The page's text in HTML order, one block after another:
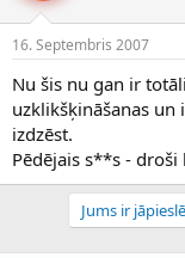
16. Septembris 2007
Nu šis nu gan ir
uzklikšķināšanas un
izdzēst.
Pēdējais s**s - droši
Jums ir